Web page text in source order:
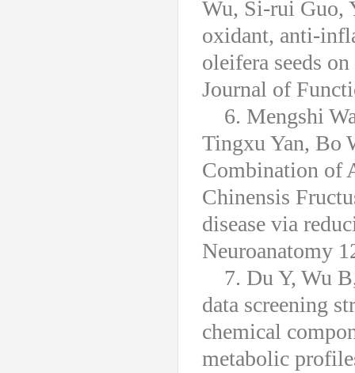
Wu, Si-rui Guo,
oxidant, anti-
oleifera seeds
Journal of
6. Mengshi
Tingxu Yan, Bo
Combination of
Chinensis
disease via
Neuroanatomy
7. Du Y, Wu
data screening
chemical
metabolic